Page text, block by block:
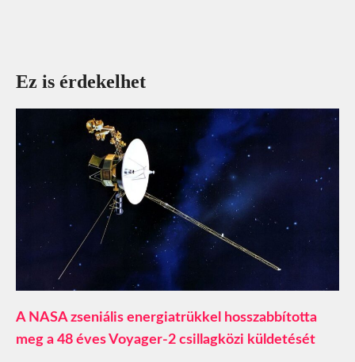
Ez is érdekelhet
A NASA zseniális energiatrükkel hosszabbította
meg a 48 éves Voyager-2 csillagközi küldetését